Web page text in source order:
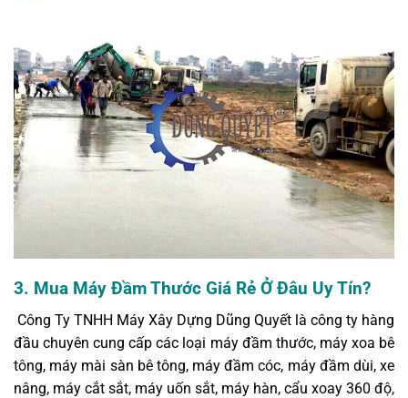
3. Mua Máy Đầm Thước Giá Rẻ Ở Đâu Uy Tín?
Công Ty TNHH Máy Xây Dựng Dũng Quyết là công ty hàng
đầu chuyên cung cấp các loại máy đầm thước, máy xoa bê
tông, máy mài sàn bê tông, máy đầm cóc, máy đầm dùi, xe
nâng, máy cắt sắt, máy uốn sắt, máy hàn, cẩu xoay 360 độ,